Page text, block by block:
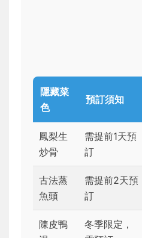
隱藏菜
色
預訂須知
鳳梨生
炒骨
需提前1天預
訂
古法蒸
魚頭
需提前2天預
訂
陳皮鴨
冬季限定，